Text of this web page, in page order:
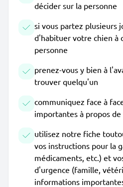
décider sur la personne
si vous partez plusieurs
d'habituer votre chien à
personne
prenez-vous y bien à
trouver quelqu'un
communiquez face à
importantes à propos
utilisez notre fiche
vos instructions pour la
médicaments, etc.) et
d'urgence (famille,
informations